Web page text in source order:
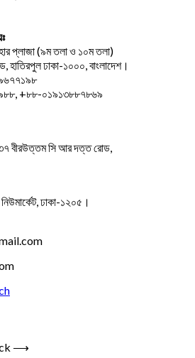
প্লাজা (৯ম তলা ও ১০ম তলা)
ঢাকা-১০০০, বাংলাদেশ।
+৮৮-০১৯১৩৮৮৭৮৬৯
বীরউত্তম সি আর দত্ত রোড,
ঢাকা-১২০৫।
⟶